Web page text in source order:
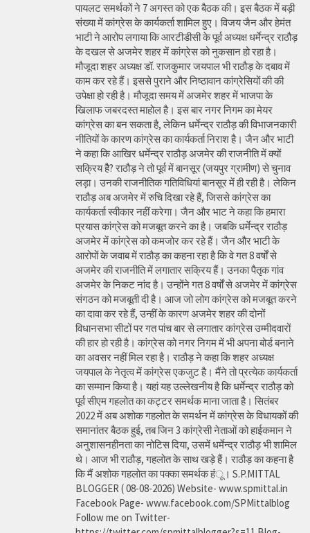
पायलट समर्थकों ने 7 अगस्त को एक बैठक की। इस बैठक में बड़ी
संख्या में कांग्रेस के कार्यकर्ता शामिल हुए। विजय जैन और हेमंत
भाटी ने आरोप लगाया कि आरटीडीसी के पूर्व अध्यक्ष धर्मेन्द्र राठौड़
के दखल से अजमेर शहर में कांग्रेस को नुकसान हो रहा है।
मौजूदा शहर अध्यक्ष डॉ. राजकुमार जयपाल भी राठौड़ के दबाव में
काम कर रहे हैं। इससे पुराने और निष्ठावान कांग्रेसियों की की
उपेक्षा हो रही है। मौजूदा समय में अजमेर शहर में भाजपा के
खिलाफ जबरदस्त माहोल है। इस बार नगर निगम का मेयर
कांग्रेस का बन सकता है, लेकिन धर्मेन्द्र राठौड़ की विभाजनकारी
नीतियों के कारण कांग्रेस का कार्यकर्ता निराश है। जैन और भाटी
ने कहा कि आखिर धर्मेन्द्र राठौड़ अजमेर की राजनीति में क्यों
सक्रिय हैै? राठौड़ ने तो पूर्व में बानसूर (जयपुर ग्रामीण) से चुनाव
लड़ा। उनकी राजनीतिक गतिविधियां बानसूर में ही रही है। लेकिन
राठौड़ अब अजमेर में रुचि दिखा रहे हैं, जिससे कांग्रेस का
कार्यकर्ता स्वीकार नहीं करेगा। जैन और भाट ने कहा कि हमारा
प्रयास कांग्रेस को मजबूत करने का है। जबकि धर्मेन्द्र राठौड़
अजमेर में कांग्रेस को कमजोर कर रहे हैं। जैन और भाटी के
आरोपों के जवाब में राठौड़ का कहना रहा है कि वे गत 8 वर्षों से
अजमेर की राजनीति में लगातार सक्रिय हैं। उनका पैतृक गांव
अजमेर के निकट नांद है। उन्होंने गत 8 वर्षों से अजमेर में कांग्रेस
संगठन को मजबूती दी है। आज जो लोग कांग्रेस को मजबूत करने
का दावा कर रहे हैं, उन्हीं के कारण अजमेर शहर की दोनों
विधानसभा सीटों पर गत पांच बार से लगातार कांग्रेस उम्मीदवारों
की हार हो रही है। कांग्रेस को नगर निगम में भी अपना बोर्ड बनाने
का अवसर नहीं मिल रहा है। राठौड़ ने कहा कि शहर अध्यक्ष
जयपाल के नेतृत्व में कांग्रेस एकजुट है। मैंने तो प्रत्येक कार्यकर्ता
का सम्मान किया है। यहां यह उल्लेखनीय है कि धर्मेन्द्र राठौड़ को
पूर्व सीएम गहलोत का कट्टर समर्थक माना जाता है। सितंबर
2022 में अब अशोक गहलोत के समर्थन में कांग्रेस के विधायकों की
समानांतर बैठक हुई, तब जिन 3 कांग्रेसी नेताओं को हाईकमान ने
अनुशासनहीनता का नोटिस दिया, उसमें धर्मेन्द्र राठौड़ भी शामिल
थे। आज भी राठौड़, गहलोत के साथ खड़े हैं। राठौड़ का कहना है
कि मैं अशोक गहलोत का पक्का समर्थक हंू। S.P.MITTAL
BLOGGER ( 08-08-2026) Website- www.spmittal.in
Facebook Page- www.facebook.com/SPMittalblog
Follow me on Twitter-